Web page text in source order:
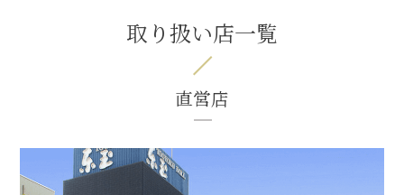
取り扱い店一覧
直営店